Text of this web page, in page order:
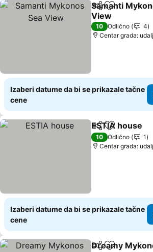
Deli Dodati u
Samanti
View
10 Odlično
4
Centar grada:
Izaberi datume da bi se prikazale tačne
cene
Deli Dodati u
ESTIA house
10 Odlično
1
Centar grada:
Izaberi datume da bi se prikazale tačne
cene
Deli
Dreamy